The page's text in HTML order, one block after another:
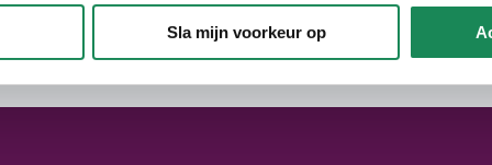
Sla mijn voorkeur op
Geldrop-Mierlo. Inwoners van
terecht om zich te laten informeren en
het aanvragen van een